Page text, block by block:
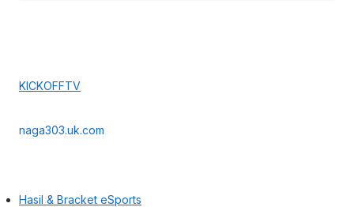
KICKOFFTV
naga303.uk.com
Hasil & Bracket eSports